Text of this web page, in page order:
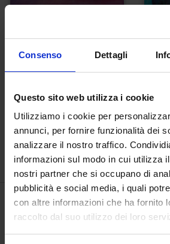
Consenso Dettagli
Questo sito web utilizza i cookie
Utilizziamo i cookie per
annunci, per fornire funzionalità dei
analizzare il nostro traffico.
informazioni sul modo in cui utilizza
nostri partner che si occupano di
pubblicità e social media, i quali
con altre informazioni che ha fornito
raccolto dal suo utilizzo dei loro
Commedia, Paradiso
canto XIV
Con